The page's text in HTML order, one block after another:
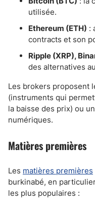
utilisée.
Ethereum (ETH) :
contracts et son
Ripple (XRP),
des alternatives
Les brokers proposent
(instruments qui
la baisse des prix) ou
numériques.
Matières premières
Les matières premières
burkinabé, en
les plus populaires :